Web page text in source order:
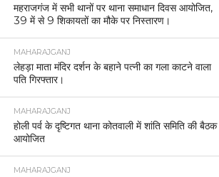
महराजगंज में सभी थानों पर थाना समाधान दिवस आयोजित,
39 में से 9 शिकायतों का मौके पर निस्तारण।
MAHARAJGANJ
लेहड़ा माता मंदिर दर्शन के बहाने पत्नी का गला काटने वाला
पति गिरफ्तार।
MAHARAJGANJ
होली पर्व के दृष्टिगत थाना कोतवाली में शांति समिति की बैठक
आयोजित
MAHARAJGANJ